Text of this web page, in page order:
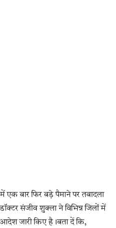
एक बार फिर बड़े पैमाने पर तबादला
संजीव शुक्ला ने विभिन्न जिलों में
जारी किए है।बता दें कि,